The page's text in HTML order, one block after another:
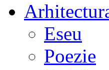
Eseu
Poezie